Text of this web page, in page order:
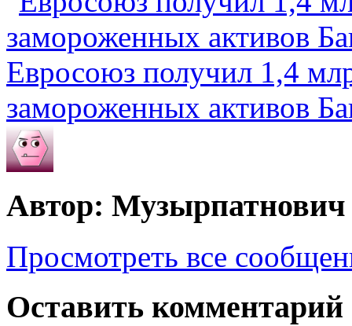
Евросоюз получил 1,4
замороженных активов
Автор: Музырпатнович
Просмотреть все
Оставить комментарий